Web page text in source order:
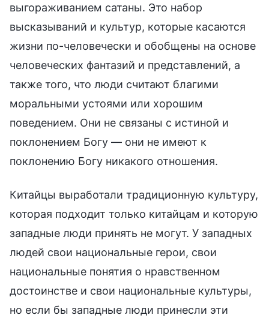
выгораживанием сатаны. Это набор
высказываний и культур, которые касаются
жизни по-человечески и обобщены на основе
человеческих фантазий и представлений, а
также того, что люди считают благими
моральными устоями или хорошим
поведением. Они не связаны с истиной и
поклонением Богу — они не имеют к
поклонению Богу никакого отношения.
Китайцы выработали традиционную культуру,
которая подходит только китайцам и которую
западные люди принять не могут. У западных
людей свои национальные герои, свои
национальные понятия о нравственном
достоинстве и свои национальные культуры,
но если бы западные люди принесли эти